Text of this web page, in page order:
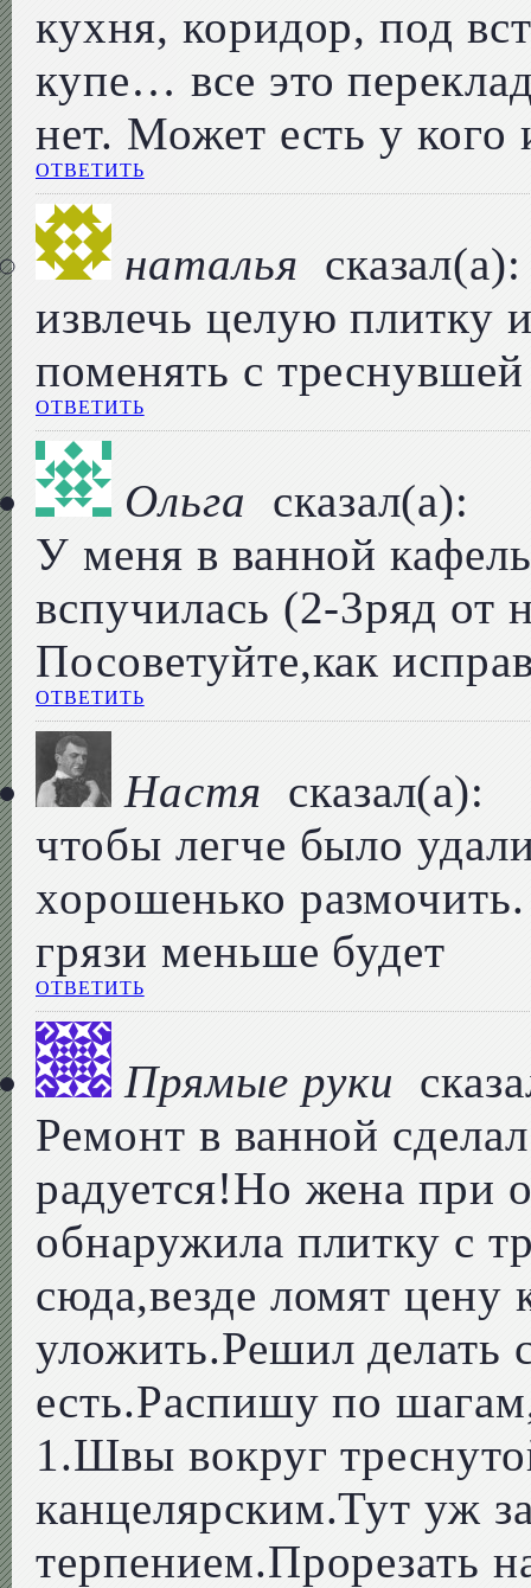
кухня, коридор, под
купе… все это
нет. Может есть у кого
ОТВЕТИТЬ
наталья сказал(а):
извлечь целую плитку
поменять с треснувшей
ОТВЕТИТЬ
Ольга
сказал(а):
У меня в ванной
вспучилась (2-3ряд от
Посоветуйте,как
ОТВЕТИТЬ
Настя сказал(а):
чтобы легче было
хорошенько
грязи меньше будет
ОТВЕТИТЬ
Прямые руки
Ремонт в ванной
радуется!Но жена при
обнаружила плитку с
сюда,везде ломят цену
уложить.Решил делать
есть.Распишу по
1.Швы вокруг
канцелярским.Тут уж
терпением.Прорезать